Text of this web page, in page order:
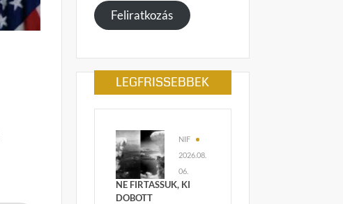
megadása
Feliratkozás
LEGFRISSEBBEK
NIF
2026.08.
06.
NE FIRTASSUK, KI
DOBOTT